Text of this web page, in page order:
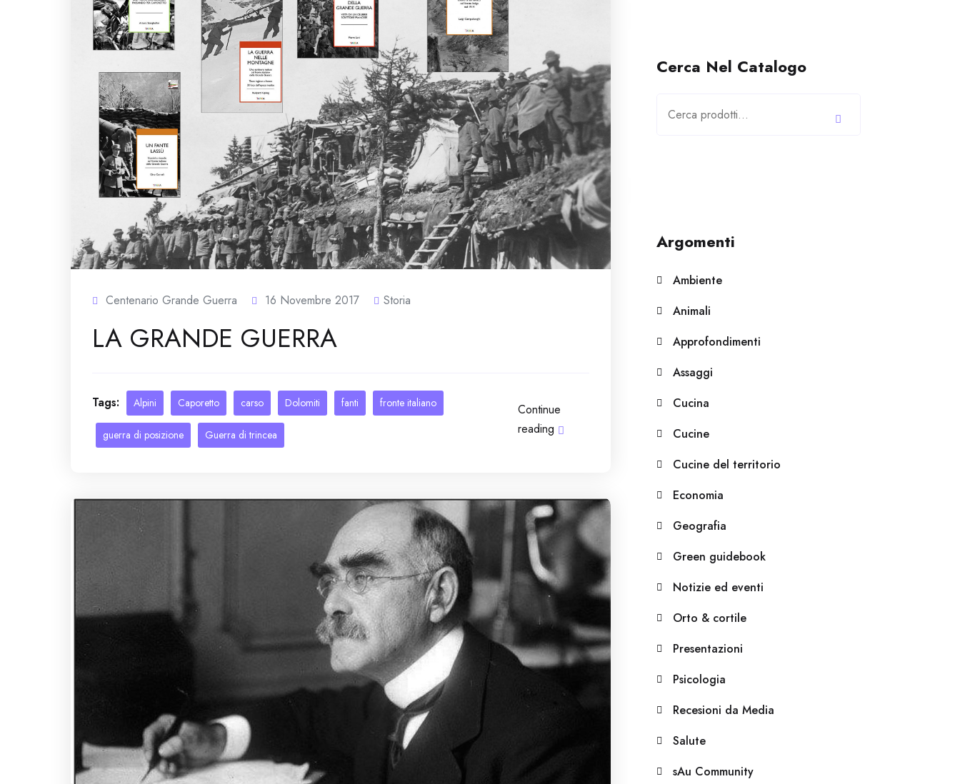
Centenario Grande Guerra 16 Novembre 2017 Storia
LA GRANDE GUERRA
Tags: Alpini Caporetto carso Dolomiti fanti fronte italiano
guerra di posizione Guerra di trincea
Continue
reading
Cerca Nel Catalogo
Argomenti
Ambiente
Animali
Approfondimenti
Assaggi
Cucina
Cucine
Cucine del territorio
Economia
Geografia
Green guidebook
Notizie ed eventi
Orto & cortile
Presentazioni
Psicologia
Recesioni da Media
Salute
sAu Community